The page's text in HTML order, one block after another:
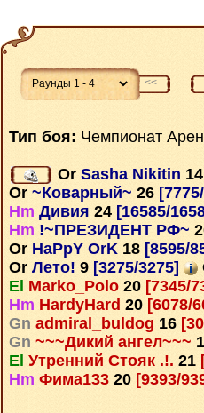
<<
Тип боя: Чемпионат
Or Sasha Nikitin 14
Or ~Коварный~ 26
Hm Дивия 24 [16585/
Hm !~ПРЕЗИДЕНТ РФ~
Or HaPpY OrK 18 [8595/
Or Лето! 9 [3275/3275]
El Marko_Polo 20 [7345/
Hm HardyHard 20 [6078/
Gn admiral_buldog 16
Gn ~~~Дикий ангел~~~
El Утренний Стояк .!. 21
Hm Фима133 20 [9393/